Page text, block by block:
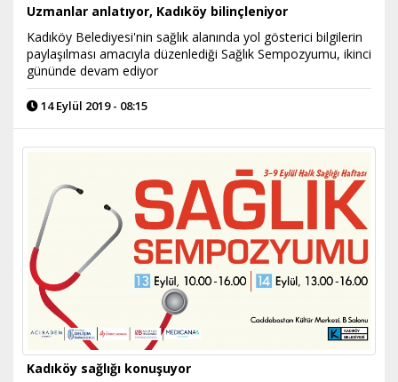
Uzmanlar anlatıyor, Kadıköy bilinçleniyor
Kadıköy Belediyesi'nin sağlık alanında yol gösterici bilgilerin
paylaşılması amacıyla düzenlediği Sağlık Sempozyumu, ikinci
gününde devam ediyor
14 Eylül 2019 - 08:15
Kadıköy sağlığı konuşuyor